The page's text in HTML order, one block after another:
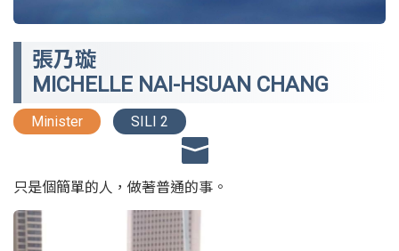
張乃璇
MICHELLE NAI-HSUAN CHANG
Minister SILI 2
只是個簡單的人，做著普通的事。